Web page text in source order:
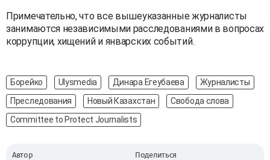
Примечательно, что все вышеуказанные журналисты
занимаются независимыми расследованиями в вопросах
коррупции, хищений и январских событий.
Борейко Ulysmedia Динара Егеубаева
Журналисты
Преследования
Новый Казахстан
Свобода слова
Committee to Protect Journalists
Автор Поделиться